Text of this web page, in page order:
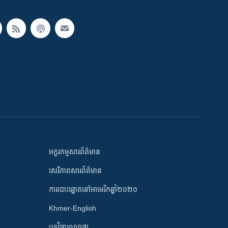
អក្ខរកម្មសារព័ត៌មាន
សេរីភាពសារព័ត៌មាន
ការបោះឆ្នោតនៅអាមេរិកឆ្នាំ២០២០
Khmer-English